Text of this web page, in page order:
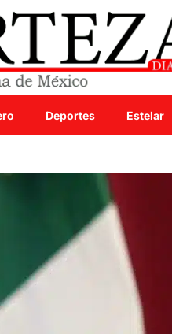
Deportes Estelar